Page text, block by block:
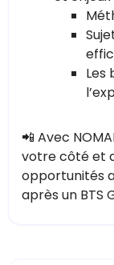
Les
📲 Avec
votre côté et
opportunités
après un BTS